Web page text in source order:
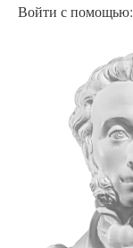
Войти с помощью: